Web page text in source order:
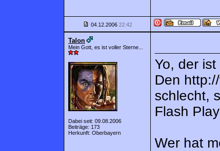
04.12.2006 22:42
Talon
Mein Gott, es ist voller Sterne...
Dabei seit: 09.08.2006
Beiträge: 173
Herkunft: Oberbayern
Yo, der
Den
schlecht,
Flash
Wer hat